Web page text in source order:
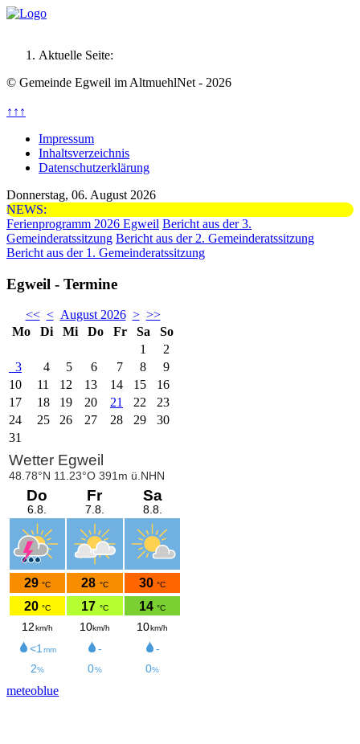
Aktuelle Seite:
© Gemeinde Egweil im AltmuehlNet - 2026
↑↑↑
Impressum
Inhaltsverzeichnis
Datenschutzerklärung
Donnerstag, 06. August 2026
NEWS:
Ferienprogramm 2026 Egweil Bericht aus der 3.
Gemeinderatssitzung Bericht aus der 2. Gemeinderatssitzung
Bericht aus der 1. Gemeinderatssitzung
Egweil - Termine
<< < August 2026 > >>
Mo
Di Mi Do Fr Sa
So
1
2
3
4 5 6 7 8
9
10
11 12 13 14 15
16
17
18 19 20 21 22
23
24
25 26 27 28 29
30
31
meteoblue